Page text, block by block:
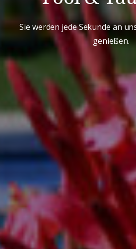
Sie werden jede Sekunde an
genießen.